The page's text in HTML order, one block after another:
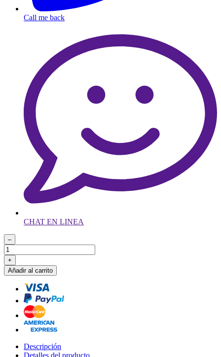
Call me back
CHAT EN LINEA
–
+
Añadir al carrito
Descripción
Detalles del producto